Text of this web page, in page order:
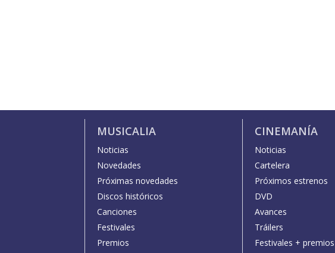
MUSICALIA
Noticias
Novedades
Próximas novedades
Discos históricos
Canciones
Festivales
Premios
CINEMANÍA
Noticias
Cartelera
Próximos estrenos
DVD
Avances
Tráilers
Festivales + premios